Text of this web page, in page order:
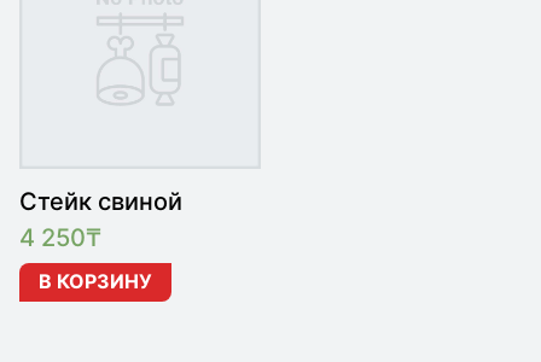
Стейк свиной
4 250₸
В КОРЗИНУ